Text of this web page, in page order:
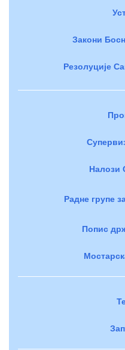
Закони
Резолуције
Налози
Радне групе
Попис